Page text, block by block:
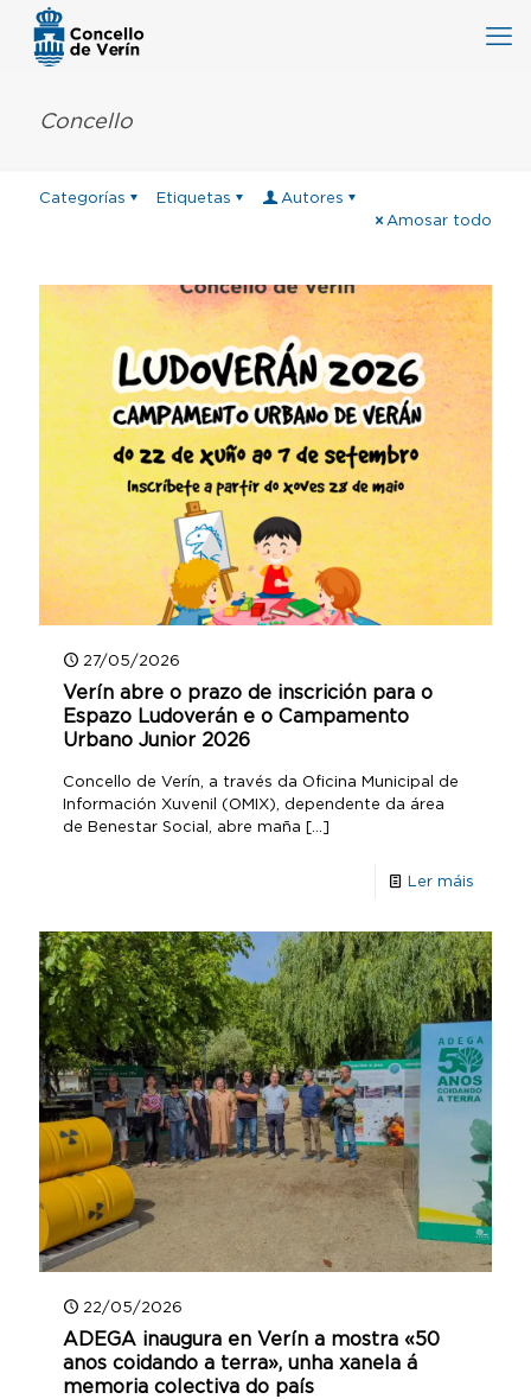
Concello
Categorías Etiquetas
Autores
Amosar todo
27/05/2026
Verín abre o prazo de inscrición para o
Espazo Ludoverán e o Campamento
Urbano Junior 2026
Concello de Verín, a través da Oficina Municipal de
Información Xuvenil (OMIX), dependente da área
de Benestar Social, abre maña […]
Ler máis
22/05/2026
ADEGA inaugura en Verín a mostra «50
anos coidando a terra», unha xanela á
memoria colectiva do país